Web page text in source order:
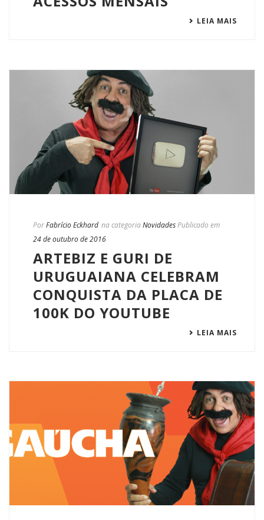
LEIA MAIS
PorFabrício Eckhard na categoriaNovidadesPublicado em
24 de outubro de 2016
ARTEBIZ E GURI DE
URUGUAIANA CELEBRAM
CONQUISTA DA PLACA DE
100K DO YOUTUBE
LEIA MAIS